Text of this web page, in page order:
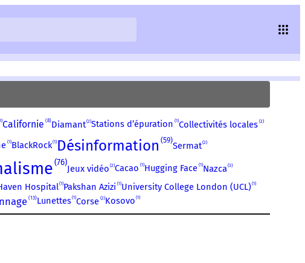
1 Californie 8 Diamant 2 Stations d’épuration 1 Collectivités locales 2
1 BlackRock 1 Désinformation 59 Sermat 2
76
Jeux vidéo 2 Cacao 1 Hugging Face 1 Nazca 3
Hospital 1 Pakshan Azizi 1 University College London (UCL) 1
13 Lunettes 1 Corse 2 Kosovo 1